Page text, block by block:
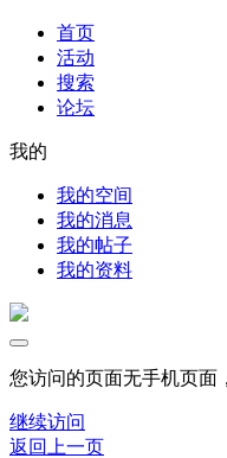
首页
活动
搜索
论坛
我的
我的空间
我的消息
我的帖子
我的资料
您访问的页面无手机页面
继续访问
返回上一页